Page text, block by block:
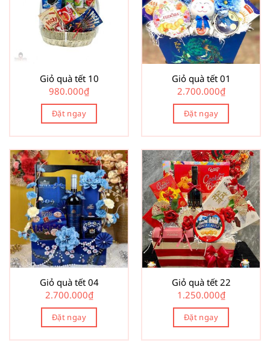
Giỏ quà tết 10
980.000₫
Đặt ngay
Giỏ quà tết 01
2.700.000₫
Đặt ngay
Giỏ quà tết 04
2.700.000₫
Đặt ngay
Giỏ quà tết 22
1.250.000₫
Đặt ngay